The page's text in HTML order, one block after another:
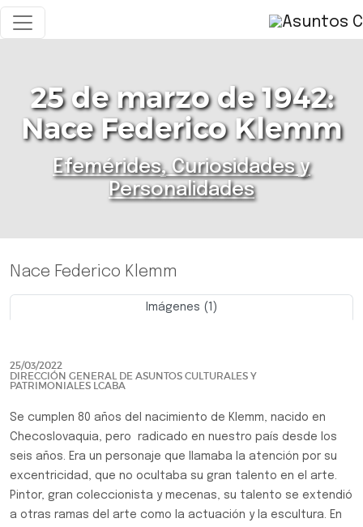
25 de marzo de 1942:
Nace Federico Klemm
Efemérides, Curiosidades y
Personalidades
Nace Federico Klemm
Imágenes (1)
25/03/2022
DIRECCIÓN GENERAL DE ASUNTOS CULTURALES Y
PATRIMONIALES LCABA
Se cumplen 80 años del nacimiento de Klemm, nacido en
Checoslovaquia, pero radicado en nuestro país desde los
seis años. Era un personaje que llamaba la atención por su
excentricidad, que no ocultaba su gran talento en el arte.
Pintor, gran coleccionista y mecenas, su talento se extendió
a otras ramas del arte como la actuación y la escultura. En